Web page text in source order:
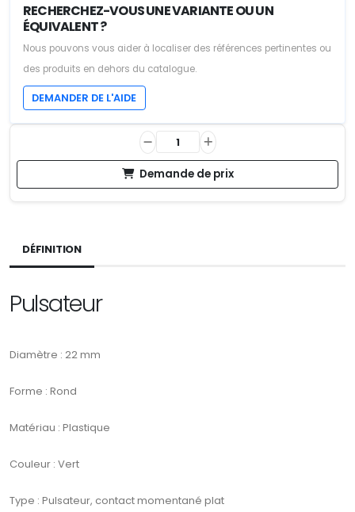
RECHERCHEZ-VOUS UNE VARIANTE OU UN
ÉQUIVALENT ?
Nous pouvons vous aider à localiser des références pertinentes ou
des produits en dehors du catalogue.
DEMANDER DE L'AIDE
Demande de prix
DÉFINITION
Pulsateur
Diamètre : 22 mm
Forme : Rond
Matériau : Plastique
Couleur : Vert
Type : Pulsateur, contact momentané plat